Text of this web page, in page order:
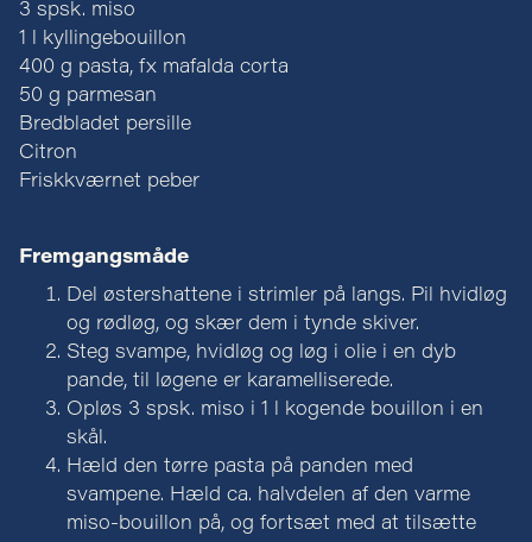
3 spsk. miso
1 l kyllingebouillon
400 g pasta, fx mafalda corta
50 g parmesan
Bredbladet persille
Citron
Friskkværnet peber
Fremgangsmåde
Del østershattene i strimler på langs. Pil hvidløg
og rødløg, og skær dem i tynde skiver.
Steg svampe, hvidløg og løg i olie i en dyb
pande, til løgene er karamelliserede.
Opløs 3 spsk. miso i 1 l kogende bouillon i en
skål.
Hæld den tørre pasta på panden med
svampene. Hæld ca. halvdelen af den varme
miso-bouillon på, og fortsæt med at tilsætte